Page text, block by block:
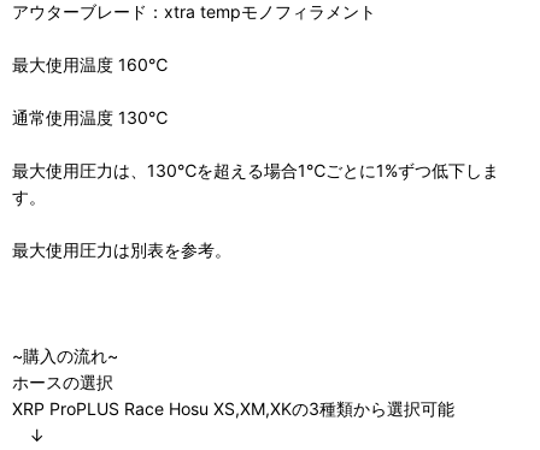
アウターブレード：xtra tempモノフィラメント
最大使用温度 160℃
通常使用温度 130℃
最大使用圧力は、130℃を超える場合1℃ごとに1%ずつ低下しま
す。
最大使用圧力は別表を参考。
~購入の流れ~
ホースの選択
XRP ProPLUS Race Hosu XS,XM,XKの3種類から選択可能
↓